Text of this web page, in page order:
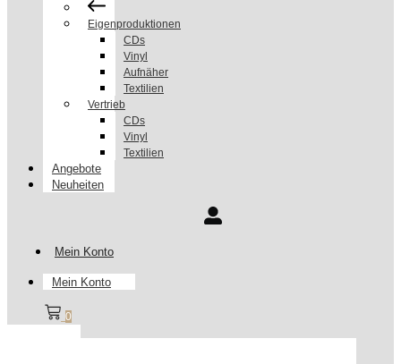
Eigenproduktionen
CDs
Vinyl
Aufnäher
Textilien
Vertrieb
CDs
Vinyl
Textilien
Angebote
Neuheiten
Mein Konto
Mein Konto
0